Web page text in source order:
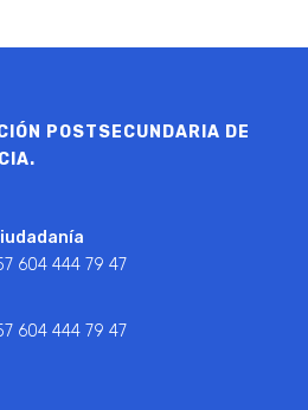
POSTSECUNDARIA DE
604 444 79 47
604 444 79 47